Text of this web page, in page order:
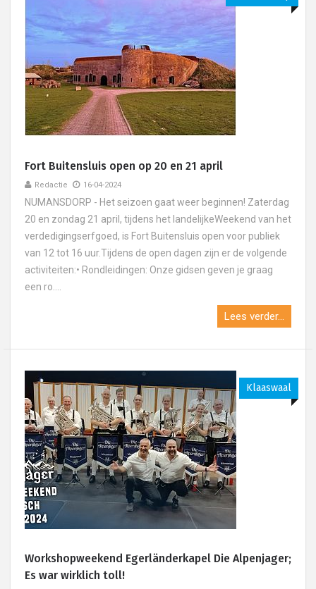
Fort Buitensluis open op 20 en 21 april
Redactie 16-04-2024
NUMANSDORP - Het seizoen gaat weer beginnen! Zaterdag
20 en zondag 21 april, tijdens het landelijkeWeekend van het
verdedigingserfgoed, is Fort Buitensluis open voor publiek
van 12 tot 16 uur.Tijdens de open dagen zijn er de volgende
activiteiten:• Rondleidingen: Onze gidsen geven je graag
een ro....
Lees verder...
Klaaswaal
Workshopweekend Egerländerkapel Die Alpenjager;
Es war wirklich toll!